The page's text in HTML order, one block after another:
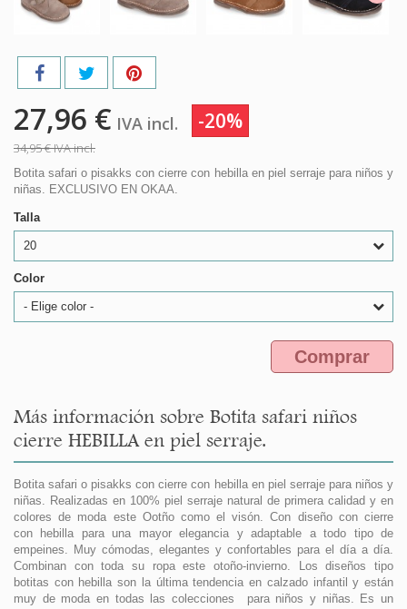
27,96 € IVA incl. -20%
34,95 €IVA incl.
Botita safari o pisakks con cierre con hebilla en piel serraje para niños y
niñas. EXCLUSIVO EN OKAA.
Talla
20
Color
- Elige color -
Comprar
Más información sobre Botita safari niños
cierre HEBILLA en piel serraje.
Botita safari o pisakks con cierre con hebilla en piel serraje para niños y
niñas. Realizadas en 100% piel serraje natural de primera calidad y en
colores de moda este Ootño como el visón. Con diseño con cierre
con hebilla para una mayor elegancia y adaptable a todo tipo de
empeines. Muy cómodas, elegantes y confortables para el día a día.
Combinan con toda su ropa este otoño-invierno. Los diseños tipo
botitas con hebilla son la última tendencia en calzado infantil y están
muy de moda en todas las colecciones para niños y niñas. Es un